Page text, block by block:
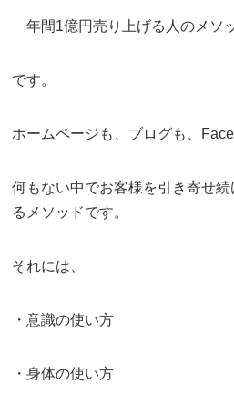
年間1億円売り上げる人のメソ
です。
ホームページも、ブログも、
何もない中でお客様を引き寄せ
るメソッドです。
それには、
・意識の使い方
・身体の使い方